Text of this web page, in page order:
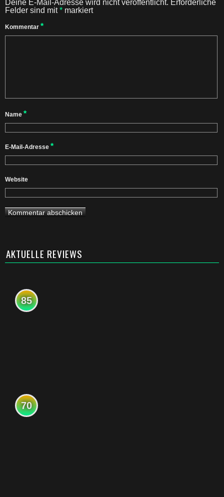
Deine E-Mail-Adresse wird nicht veröffentlicht. Erforderliche
Felder sind mit* markiert
Kommentar *
Name *
E-Mail-Adresse *
Website
AKTUELLE REVIEWS
85
70